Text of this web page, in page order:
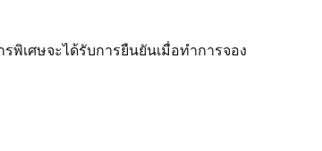
พิเศษจะได้รับการยืนยันเมื่อทำการจอง